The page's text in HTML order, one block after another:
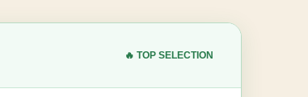
🔥 TOP SELECTION